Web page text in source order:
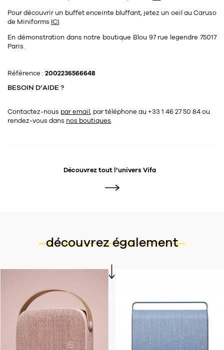
Pour découvrir un buffet enceinte bluffant, jetez un oeil au Caruso
de Miniforms ICI.
En démonstration dans notre boutique Blou 97 rue legendre 75017
Paris.
Référence : 2002236566648
BESOIN D’AIDE ?
Contactez-nous par email, par téléphone au +33 1 46 27 50 84ou
rendez-vous dans nos boutiques.
Découvrez tout l’univers Vifa
découvrez également